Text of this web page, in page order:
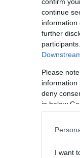
continue
information
further
Please
information
deny
in below
I want